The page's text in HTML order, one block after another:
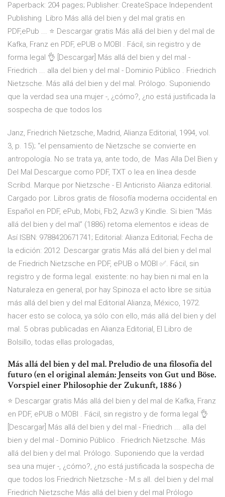
Paperback: 204 pages; Publisher: CreateSpace Independent
Publishing Libro Más allá del bien y del mal gratis en
PDF,ePub ... ⭐ Descargar gratis Más allá del bien y del mal de
Kafka, Franz en PDF, ePUB o MOBI . Fácil, sin registro y de
forma legal 👌 [Descargar] Más allá del bien y del mal -
Friedrich ... alla del bien y del mal - Dominio Público . Friedrich
Nietzsche. Más allá del bien y del mal. Prólogo. Suponiendo
que la verdad sea una mujer -, ¿cómo?, ¿no está justificada la
sospecha de que todos los
Janz, Friedrich Nietzsche, Madrid, Alianza Editorial, 1994, vol.
3, p. 15); “el pensamiento de Nietzsche se convierte en
antropología. No se trata ya, ante todo, de Mas Alla Del Bien y
Del Mal Descargue como PDF, TXT o lea en línea desde
Scribd. Marque por Nietzsche - El Anticristo Alianza editorial.
Cargado por. Libros gratis de filosofía moderna occidental en
Español en PDF, ePub, Mobi, Fb2, Azw3 y Kindle. Si bien “Más
allá del bien y del mal” (1886) retoma elementos e ideas de
Así ISBN: 9788420671741; Editorial: Alianza Editorial; Fecha de
la edición: 2012 Descargar gratis Más allá del bien y del mal
de Friedrich Nietzsche en PDF, ePUB o MOBI ✅. Fácil, sin
registro y de forma legal. existente: no hay bien ni mal en la
Naturaleza en general, por hay Spinoza el acto libre se sitúa
más allá del bien y del mal Editorial Alianza, México, 1972.
hacer esto se coloca, ya sólo con ello, más allá del bien y del
mal. 5 obras publicadas en Alianza Editorial, El Libro de
Bolsillo, todas ellas prologadas,
Más allá del bien y del mal. Preludio de una filosofía del
futuro (en el original alemán: Jenseits von Gut und Böse.
Vorspiel einer Philosophie der Zukunft, 1886 )
⭐ Descargar gratis Más allá del bien y del mal de Kafka, Franz
en PDF, ePUB o MOBI . Fácil, sin registro y de forma legal 👌
[Descargar] Más allá del bien y del mal - Friedrich ... alla del
bien y del mal - Dominio Público . Friedrich Nietzsche. Más
allá del bien y del mal. Prólogo. Suponiendo que la verdad
sea una mujer -, ¿cómo?, ¿no está justificada la sospecha de
que todos los Friedrich Nietzsche - M.s all. del bien y del mal
Friedrich Nietzsche Más allá del bien y del mal Prólogo